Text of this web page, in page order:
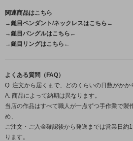
関連商品はこちら
→鎚目ペンダント/ネックレスはこちら←
→鎚目バングルはこちら←
→鎚目リングはこちら←
よくある質問（FAQ）
Q. 注文から届くまで、どのくらいの日数がかか
A. 商品によって納期は異なります。
当店の作品はすべて職人が一点ずつ手作業で製
め、
ご注文・ご入金確認後から発送までは営業日約
ります。